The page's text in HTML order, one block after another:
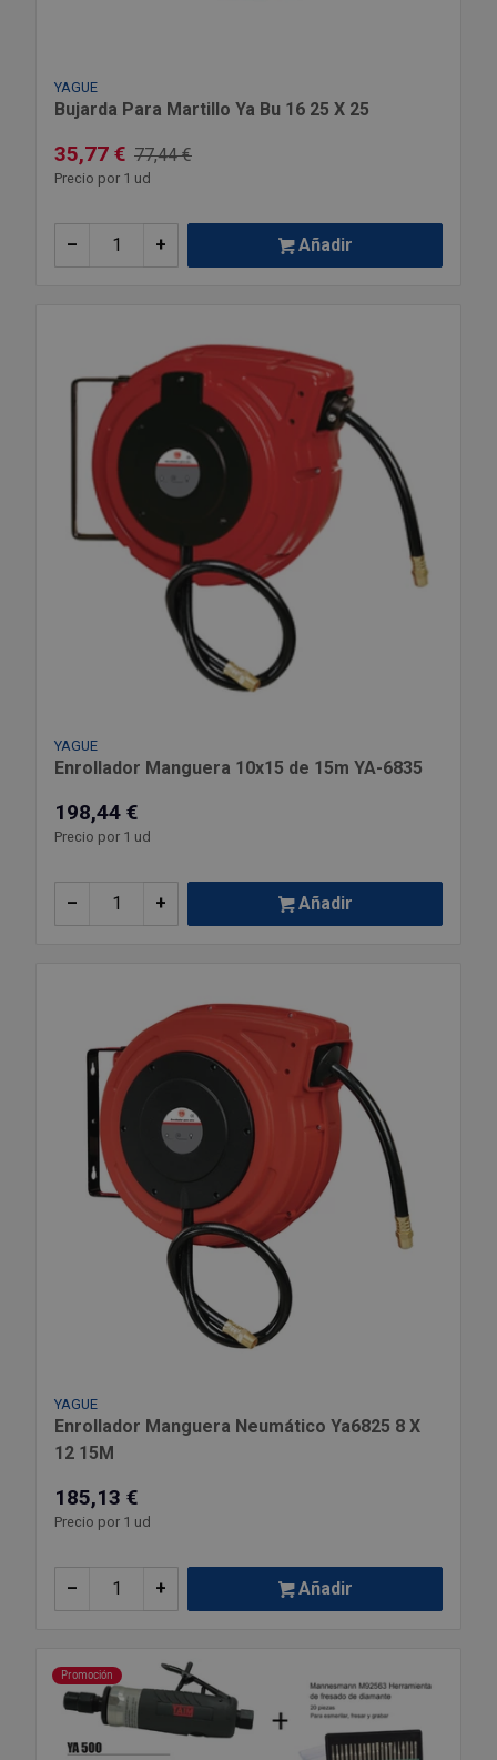
YAGUE
Bujarda Para Martillo Ya Bu 16 25 X 25
35,77 € 77,44 €
Precio por 1 ud
+
– Añadir
YAGUE
Enrollador Manguera 10x15 de 15m YA-6835
198,44 €
Precio por 1 ud
+
– Añadir
YAGUE
Enrollador Manguera Neumático Ya6825 8 X
12 15M
185,13 €
Precio por 1 ud
+
– Añadir
Promoción